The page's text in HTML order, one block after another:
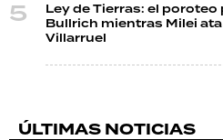
Ley de Tierras: el
Bullrich mientras Milei
Villarruel
ÚLTIMAS NOTICIAS